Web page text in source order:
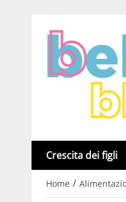
Crescita dei figli
Home /